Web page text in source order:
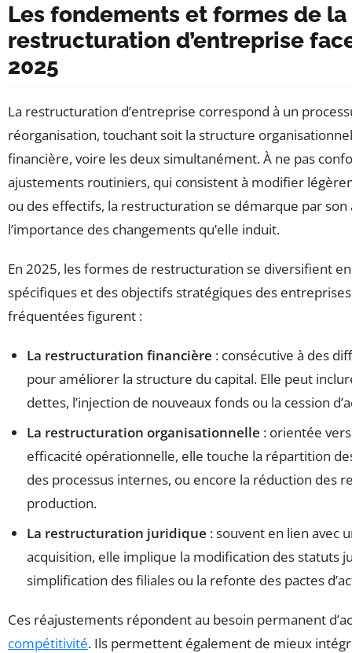
Les fondements et formes de la
restructuration d’entreprise
2025
La restructuration d’entreprise correspond à un
réorganisation, touchant soit la structure
financière, voire les deux simultanément. À ne pas
ajustements routiniers, qui consistent à modifier
ou des effectifs, la restructuration se démarque par
l’importance des changements qu’elle induit.
En 2025, les formes de restructuration se diversifient
spécifiques et des objectifs stratégiques des
fréquentées figurent :
La restructuration financière : consécutive à des
pour améliorer la structure du capital. Elle peut
dettes, l’injection de nouveaux fonds ou la cession
La restructuration organisationnelle : orientée
efficacité opérationnelle, elle touche la répartition
des processus internes, ou encore la réduction des
production.
La restructuration juridique : souvent en lien avec
acquisition, elle implique la modification des statuts
simplification des filiales ou la refonte des pactes
Ces réajustements répondent au besoin permanent
compétitivité. Ils permettent également de mieux